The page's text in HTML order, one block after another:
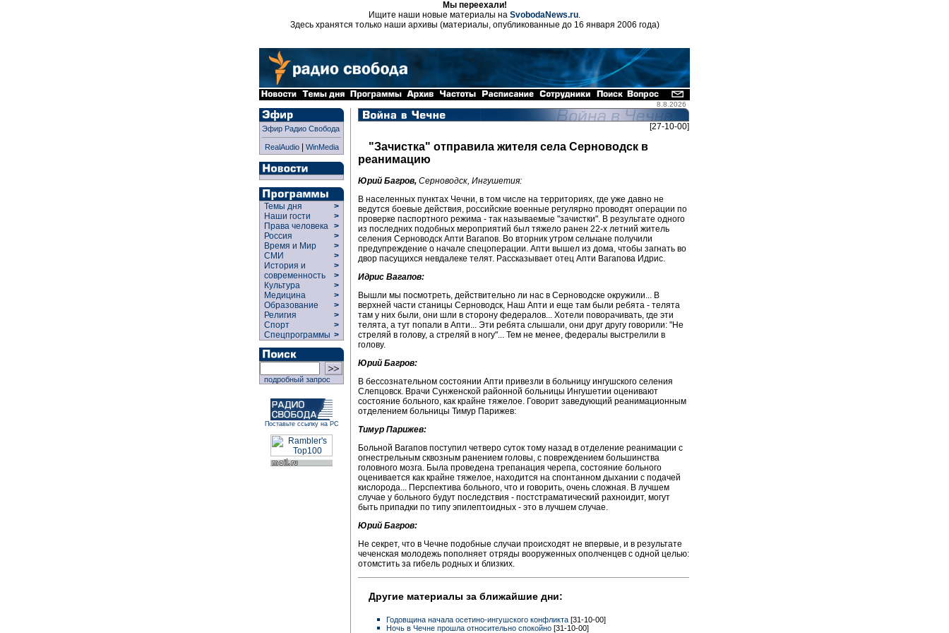
Мы переехали!
Ищите наши новые материалы на SvobodaNews.ru.
Здесь хранятся только наши архивы (материалы, опубликованные до 16 января 2006 года)
8.8.2026
Эфир Радио Свобода
RealAudio| WinMedia
Темы дня
>
Наши гости
>
Права человека >
Россия
>
Время и Мир
>
СМИ
>
История и
современность
>
>
Культура
>
Медицина
>
Образование
>
Религия
>
Спорт
>
Спецпрограммы >
подробный запрос
Поставьте ссылку на РС
[27-10-00]
"Зачистка" отправила жителя села Серноводск в
реанимацию
Юрий Багров, Серноводск, Ингушетия:
В населенных пунктах Чечни, в том числе на территориях, где уже давно не
ведутся боевые действия, российские военные регулярно проводят операции по
проверке паспортного режима - так называемые "зачистки". В результате одного
из последних подобных мероприятий был тяжело ранен 22-х летний житель
селения Серноводск Апти Вагапов. Во вторник утром сельчане получили
предупреждение о начале спецоперации. Апти вышел из дома, чтобы загнать во
двор пасущихся невдалеке телят. Рассказывает отец Апти Вагапова Идрис.
Идрис Вагапов:
Вышли мы посмотреть, действительно ли нас в Серноводске окружили... В
верхней части станицы Серноводск, Наш Апти и еще там были ребята - телята
там у них были, они шли в сторону федералов... Хотели поворачивать, где эти
телята, а тут попали в Апти... Эти ребята слышали, они друг другу говорили: "Не
стреляй в голову, а стреляй в ногу"... Тем не менее, федералы выстрелили в
голову.
Юрий Багров:
В бессознательном состоянии Апти привезли в больницу ингушского селения
Слепцовск. Врачи Сунженской районной больницы Ингушетии оценивают
состояние больного, как крайне тяжелое. Говорит заведующий реанимационным
отделением больницы Тимур Парижев:
Тимур Парижев:
Больной Вагапов поступил четверо суток тому назад в отделение реанимации с
огнестрельным сквозным ранением головы, с повреждением большинства
головного мозга. Была проведена трепанация черепа, состояние больного
оценивается как крайне тяжелое, находится на спонтанном дыхании с подачей
кислорода... Перспектива больного, что и говорить, очень сложная. В лучшем
случае у больного будут последствия - постстраматический рахноидит, могут
быть припадки по типу эпилептоидных - это в лучшем случае.
Юрий Багров:
Не секрет, что в Чечне подобные случаи происходят не впервые, и в результате
чеченская молодежь пополняет отряды вооруженных ополченцев с одной целью:
отомстить за гибель родных и близких.
Другие материалы за ближайшие дни:
Годовщина начала осетино-ингушского конфликта [31-10-00]
Ночь в Чечне прошла относительно спокойно [31-10-00]